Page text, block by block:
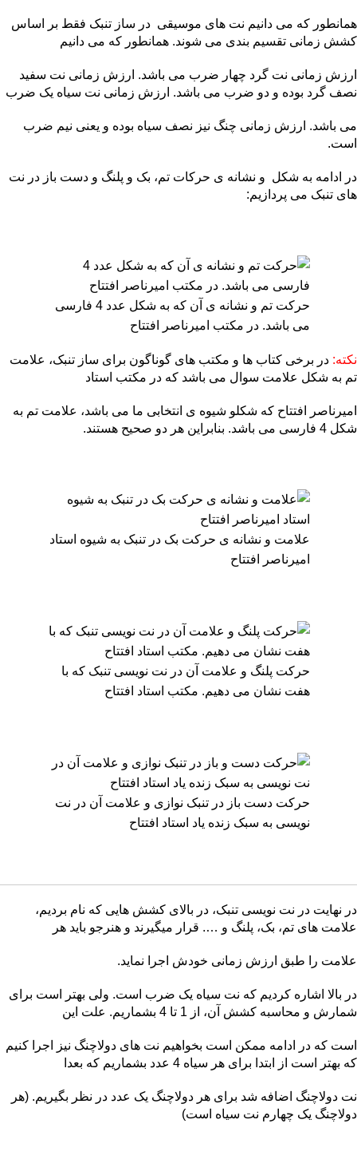
همانطور که می دانیم نت های موسیقی در ساز تنبک فقط بر اساس
کشش زمانی تقسیم بندی می شوند. همانطور که می دانیم
ارزش زمانی نت گرد چهار ضرب می باشد. ارزش زمانی نت سفید
نصف گرد بوده و دو ضرب می باشد. ارزش زمانی نت سیاه یک ضرب
می باشد. ارزش زمانی چنگ نیز نصف سیاه بوده و یعنی نیم ضرب
است.
در ادامه به شکل و نشانه ی حرکات تم، بک و پلنگ و دست باز در نت
های تنبک می پردازیم:
حرکت تم و نشانه ی آن که به شکل عدد 4 فارسی
می باشد. در مکتب امیرناصر افتتاح
نکته: در برخی کتاب ها و مکتب های گوناگون برای ساز تنبک، علامت
تم به شکل علامت سوال می باشد که در مکتب استاد
امیرناصر افتتاح که شکلو شیوه ی انتخابی ما می باشد، علامت تم به
شکل 4 فارسی می باشد. بنابراین هر دو صحیح هستند.
علامت و نشانه ی حرکت بک در تنبک به شیوه استاد
امیرناصر افتتاح
حرکت پلنگ و علامت آن در نت نویسی تنبک که با
هفت نشان می دهیم. مکتب استاد افتتاح
حرکت دست باز در تنبک نوازی و علامت آن در نت
نویسی به سبک زنده یاد استاد افتتاح
در نهایت در نت نویسی تنبک، در بالای کشش هایی که نام بردیم،
علامت های تم، بک، پلنگ و …. قرار میگیرند و هنرجو باید هر
علامت را طبق ارزش زمانی خودش اجرا نماید.
در بالا اشاره کردیم که نت سیاه یک ضرب است. ولی بهتر است برای
شمارش و محاسبه کشش آن، از 1 تا 4 بشماریم. علت این
است که در ادامه ممکن است بخواهیم نت های دولاچنگ نیز اجرا کنیم
که بهتر است از ابتدا برای هر سیاه 4 عدد بشماریم که بعدا
نت دولاچنگ اضافه شد برای هر دولاچنگ یک عدد در نظر بگیریم. (هر
دولاچنگ یک چهارم نت سیاه است)